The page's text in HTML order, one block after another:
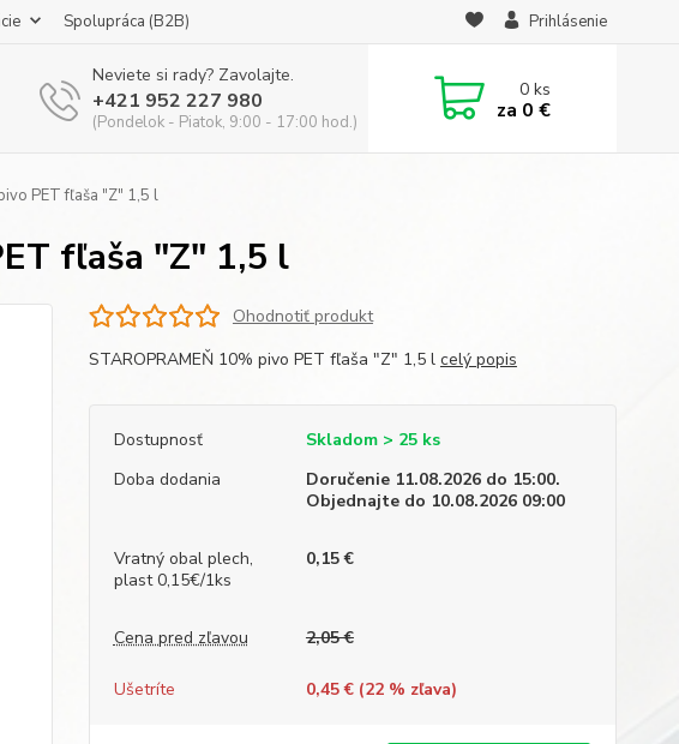
Spolupráca (B2B) Prihlásenie
Neviete si rady? Zavolajte.
+421 952 227 980
(Pondelok - Piatok, 9:00 - 17:00 hod.)
0ks
za 0 €
PET fľaša "Z" 1,5 l
fľaša "Z" 1,5 l
Ohodnotiť produkt
STAROPRAMEŇ 10% pivo PET fľaša "Z" 1,5 l celý popis
Dostupnosť
Skladom > 25 ks
Doba dodania
Doručenie 11.08.2026 do 15:00.
Objednajte do 10.08.2026 09:00
Vratný obal plech,
plast 0,15€/1ks
0,15 €
Cena pred zľavou 2,05 €
Ušetríte 0,45 € (22% zľava)